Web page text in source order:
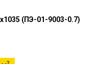
(ПЭ-01-9003-0.7)